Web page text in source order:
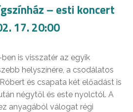
– esti koncert
17. 20:00
is visszatér az egyik
helyszínére, a csodálatos
és csapata két előadást is
négytől és este nyolctól. A
anyagából válogat régi